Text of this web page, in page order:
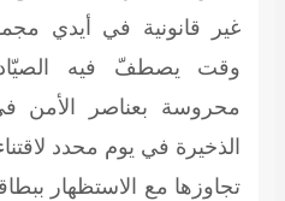
غير قانونية في أيدي
وقت يصطفّ فيه
محروسة بعناصر الأمن في
الذخيرة في يوم محدد
تجاوزها مع الاستظهار